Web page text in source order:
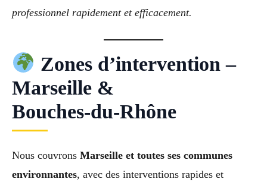
professionnel rapidement et efficacement.
Zones d’intervention –
Marseille &
Bouches‑du‑Rhône
Nous couvrons Marseille et toutes ses communes
environnantes, avec des interventions rapides et